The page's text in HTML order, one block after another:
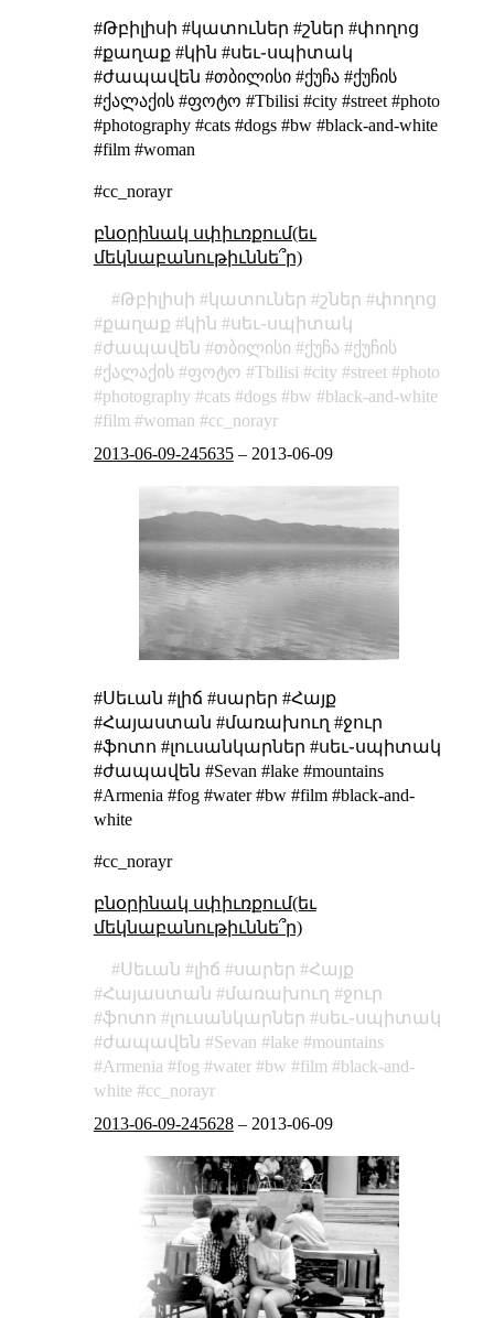
#Թբիլիսի #կատուներ #շներ #փողոց
#քաղաք #կին #սեւ֊սպիտակ
#ժապավեն #თბილისი #ქუჩა #ქუჩის
#ქალაქის #ფოტო #Tbilisi #city #street #photo
#photography #cats #dogs #bw #black-and-white
#film #woman
#cc_norayr
բնօրինակ սփիւռքում(եւ
մեկնաբանութիւննե՞ր)
Թբիլիսի կատուներ շներ
փողոց
քաղաք
կին
սեւ֊սպիտակ
ժապավեն
თბილისი ქუჩა
ქუჩის
ქალაქის
ფოტო Tbilisi city street
photo
photography
cats dogs bw
black-and-white
film
woman
cc_norayr
2013-06-09-245635– 2013-06-09
#Սեւան #լիճ #սարեր #Հայք
#Հայաստան #մառախուղ #ջուր
#ֆոտո #լուսանկարներ #սեւ֊սպիտակ
#ժապավեն #Sevan #lake #mountains
#Armenia #fog #water #bw #film #black-and-
white
#cc_norayr
բնօրինակ սփիւռքում(եւ
մեկնաբանութիւննե՞ր)
Սեւան լիճ սարեր
Հայք
Հայաստան
մառախուղ
ջուր
ֆոտո
լուսանկարներ
սեւ֊սպիտակ
ժապավեն
Sevan lake
mountains
Armenia
fog water bw film
black-and-
white
cc_norayr
2013-06-09-245628– 2013-06-09